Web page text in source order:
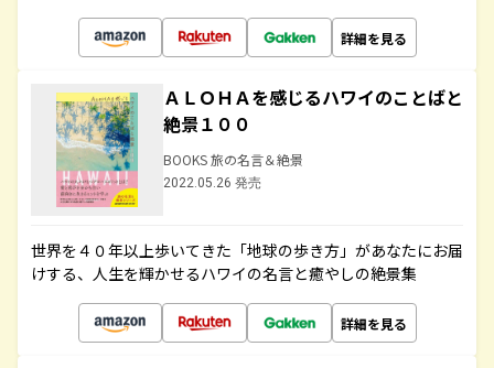
詳細を見る
ＡＬＯＨＡを感じるハワイのことばと
絶景１００
BOOKS 旅の名言＆絶景
2022.05.26 発売
世界を４０年以上歩いてきた「地球の歩き方」があなたにお届
けする、人生を輝かせるハワイの名言と癒やしの絶景集
詳細を見る